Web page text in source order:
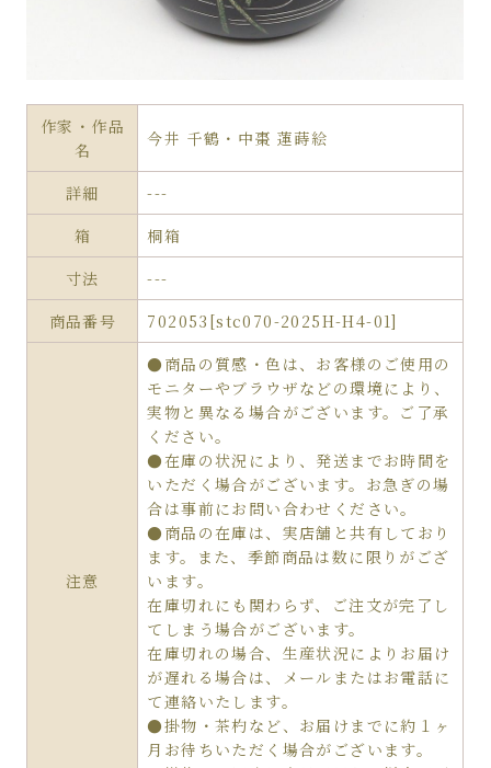
作家・作品
名
今井 千鶴・中棗 蓮蒔絵
詳細
---
箱
桐箱
寸法
---
商品番号
702053[stc070-2025H-H4-01]
注意
●商品の質感・色は、お客様のご使用の
モニターやブラウザなどの環境により、
実物と異なる場合がございます。ご了承
ください。
●在庫の状況により、発送までお時間を
いただく場合がございます。お急ぎの場
合は事前にお問い合わせください。
●商品の在庫は、実店舗と共有しており
ます。また、季節商品は数に限りがござ
います。
在庫切れにも関わらず、ご注文が完了し
てしまう場合がございます。
在庫切れの場合、生産状況によりお届け
が遅れる場合は、メールまたはお電話に
て連絡いたします。
●掛物・茶杓など、お届けまでに約１ヶ
月お待ちいただく場合がございます。